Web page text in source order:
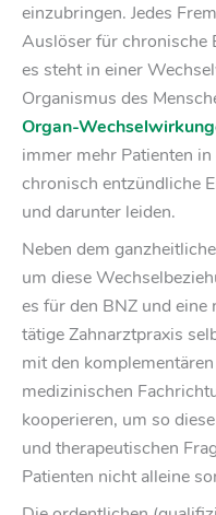
einzubringen. Jedes
Auslöser für chronische
es steht in einer
Organismus des
Organ-
immer mehr Patienten
chronisch entzündliche
und darunter leiden.
Neben dem
um diese
es für den BNZ und
tätige Zahnarztpraxis
mit den
medizinischen
kooperieren, um so
und therapeutischen
Patienten nicht alleine